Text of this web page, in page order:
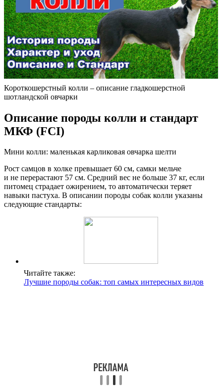
Короткошерстный колли – описание гладкошерстной
шотландской овчарки
Описание породы колли и стандарт
МКФ (FCI)
Мини колли: маленькая карликовая овчарка шелти
Рост самцов в холке превышает 60 см, самки мельче
и не перерастают 57 см. Средний вес не больше 37 кг, если
питомец страдает ожирением, то автоматически теряет
навыки пастуха. В описании породы собак колли указаны
следующие стандарты:
Читайте также:
Лучшие породы собак: топ самых интересных видов